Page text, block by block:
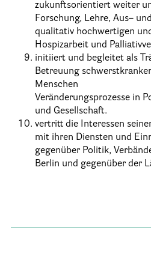
Presse &
Ambulante
Stationäre
Kinder- und
Hospizdienste im
zukunftsorientiert weiter
Forschung, Lehre, Aus–
qualitativ hochwertigen
Hospizarbeit und
initiiert und begleitet als
Betreuung
Menschen
Veränderungsprozesse in
und Gesellschaft.
vertritt die Interessen
mit ihren Diensten und
gegenüber Politik,
Berlin und gegenüber der